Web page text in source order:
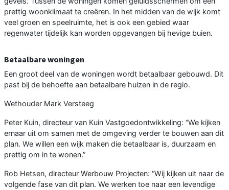
prettig woonklimaat te creëren. In het midden van de wijk komt
veel groen en speelruimte, het is ook een gebied waar
regenwater tijdelijk kan worden opgevangen bij hevige buien.
Betaalbare woningen
Een groot deel van de woningen wordt betaalbaar gebouwd. Dit
past bij de behoefte aan betaalbare huizen in de regio.
Wethouder Mark Versteeg
Peter Kuin, directeur van Kuin Vastgoedontwikkeling: “We kijken
ernaar uit om samen met de omgeving verder te bouwen aan dit
plan. We willen een wijk maken die betaalbaar is, duurzaam en
prettig om in te wonen.”
Rob Hetsen, directeur Werbouw Projecten: “Wij kijken uit naar de
volgende fase van dit plan. We werken toe naar een levendige